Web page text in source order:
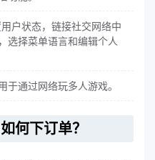
户状态，链接社交网络中
选择菜单语言和编辑个人
于通过网络玩多人游戏。
何下订单？